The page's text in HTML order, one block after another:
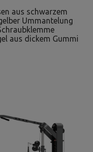
aus schwarzem
Ummantelung
aus dickem Gummi